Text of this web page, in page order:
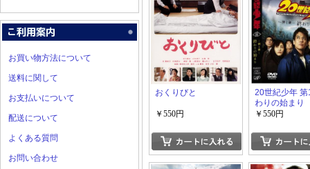
お買い物方法について
送料に関して
お支払いについて
配送について
よくある質問
お問い合わせ
おくりびと
￥550円
20世紀少年
わりの始まり
￥550円